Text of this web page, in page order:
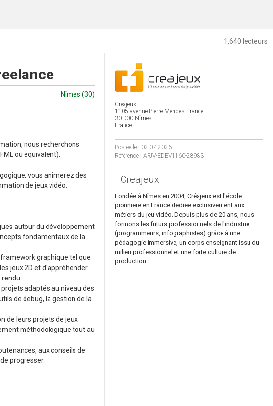
1,640 lecteurs
Creajeux
1105 avenue Pierre Mendes France
30 000 Nîmes
France
Postée le : 02.07.2026
Référence : AFJV-EDEV1160-28983
Creajeux
Fondée à Nîmes en 2004, Créajeux est l'école
pionnière en France dédiée exclusivement aux
métiers du jeu vidéo. Depuis plus de 20 ans, nous
formons les futurs professionnels de l'industrie
(programmeurs, infographistes) grâce à une
pédagogie immersive, un corps enseignant issu du
milieu professionnel et une forte culture de
production.
Nîmes (30)
nous recherchons
ou équivalent).
vous animerez des
de jeux vidéo.
autour du développement
fondamentaux de la
graphique tel que
jeux 2D et d'appréhender
adaptés au niveau des
de debug, la gestion de la
de leurs projets de jeux
méthodologique tout au
aux conseils de
progresser.